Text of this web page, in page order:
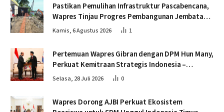
Pastikan Pemulihan Infrastruktur Pascabencana,
Wapres Tinjau Progres Pembangunan Jembatan
Krueng Tingkeum Bireuen
Kamis, 6 Agustus 2026 1
Pertemuan Wapres Gibran dengan DPM Hun Many,
Perkuat Kemitraan Strategis Indonesia –
Kamboja
Selasa, 28 Juli 2026 0
Wapres Dorong AJBI Perkuat Ekosistem